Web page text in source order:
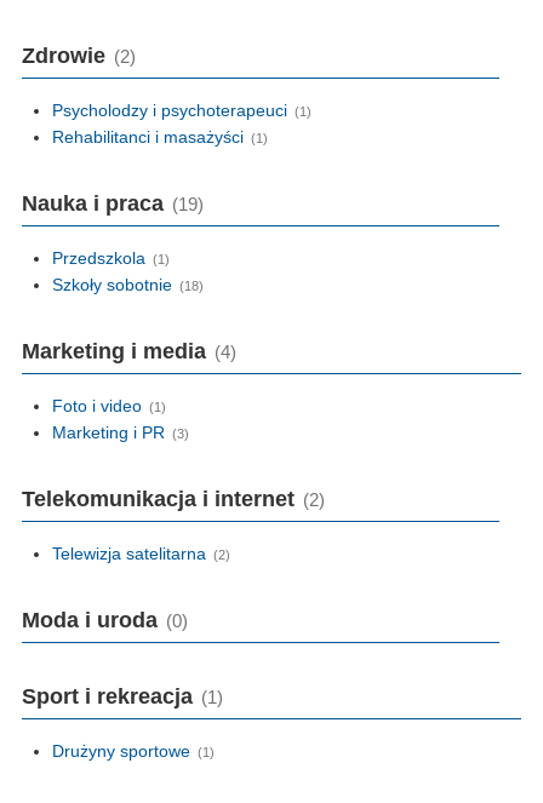
Zdrowie (2)
Psycholodzy i psychoterapeuci (1)
Rehabilitanci i masażyści (1)
Nauka i praca (19)
Przedszkola (1)
Szkoły sobotnie (18)
Marketing i media (4)
Foto i video (1)
Marketing i PR (3)
Telekomunikacja i internet (2)
Telewizja satelitarna (2)
Moda i uroda (0)
Sport i rekreacja (1)
Drużyny sportowe (1)